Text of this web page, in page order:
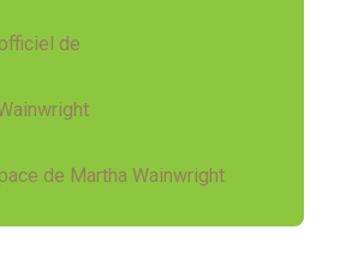
de
de Martha Wainwright